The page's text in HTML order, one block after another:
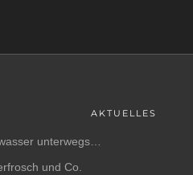
AKTUELLES
unterwegs…
und Co.